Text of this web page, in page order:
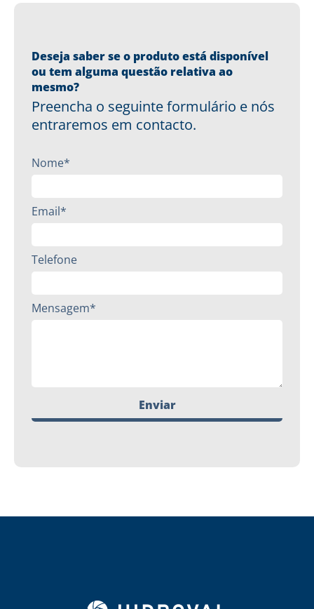
Deseja saber se o produto está disponível
ou tem alguma questão relativa ao
mesmo?
Preencha o seguinte formulário e nós
entraremos em contacto.
Nome*
Email*
Telefone
Mensagem*
Enviar